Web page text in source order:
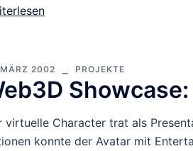
2002 PROJEKTE
virtuelle Character trat als
konnte der Avatar mit